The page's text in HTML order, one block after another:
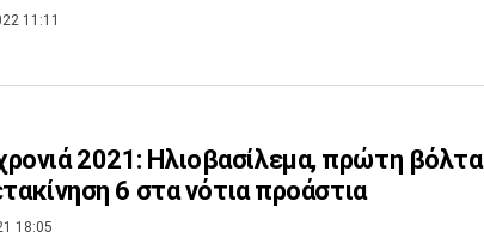
11:11
2021: Ηλιοβασίλεμα, πρώτη βόλτα
6 στα νότια προάστια
18:05